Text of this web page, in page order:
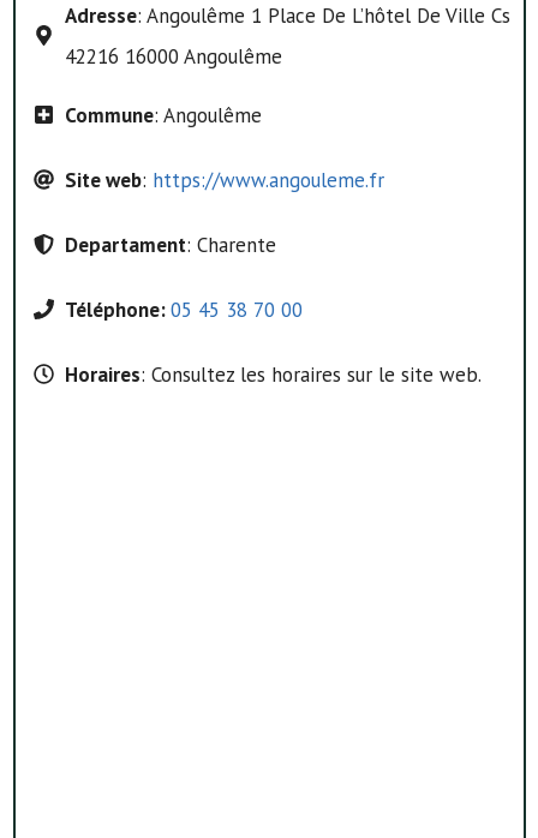
Adresse: Angoulême 1 Place De L’hôtel De Ville Cs
42216 16000 Angoulême
Commune: Angoulême
Site web: https://www.angouleme.fr
Departament: Charente
Téléphone:05 45 38 70 00
Horaires: Consultez les horaires sur le site web.